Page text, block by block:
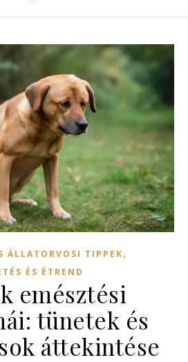
ÁLLATORVOSI TIPPEK,
ÉS ÉTREND
emésztési
tünetek és
áttekintése